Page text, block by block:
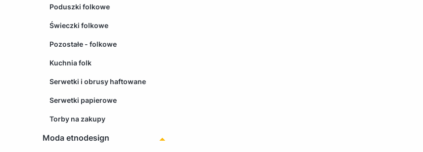
Poduszki folkowe
Świeczki folkowe
Pozostałe - folkowe
Kuchnia folk
Serwetki i obrusy haftowane
Serwetki papierowe
Torby na zakupy
Moda etnodesign